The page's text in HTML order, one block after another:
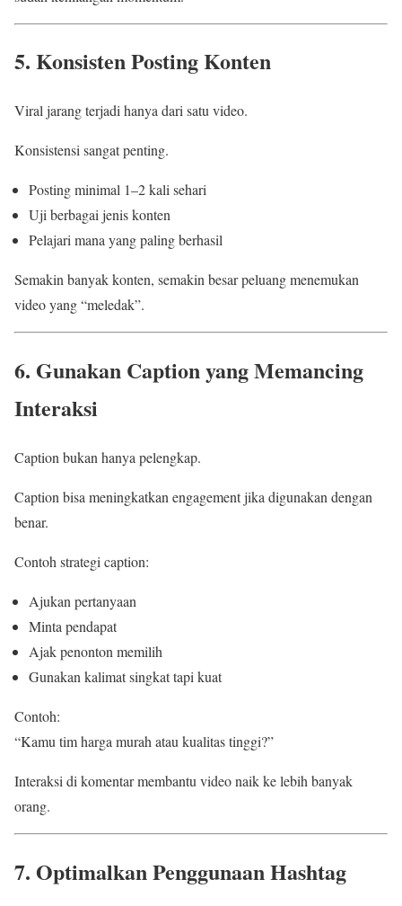
5. Konsisten Posting Konten
Viral jarang terjadi hanya dari satu video.
Konsistensi sangat penting.
Posting minimal 1–2 kali sehari
Uji berbagai jenis konten
Pelajari mana yang paling berhasil
Semakin banyak konten, semakin besar peluang menemukan
video yang “meledak”.
6. Gunakan Caption yang Memancing
Interaksi
Caption bukan hanya pelengkap.
Caption bisa meningkatkan engagement jika digunakan dengan
benar.
Contoh strategi caption:
Ajukan pertanyaan
Minta pendapat
Ajak penonton memilih
Gunakan kalimat singkat tapi kuat
Contoh:
“Kamu tim harga murah atau kualitas tinggi?”
Interaksi di komentar membantu video naik ke lebih banyak
orang.
7. Optimalkan Penggunaan Hashtag